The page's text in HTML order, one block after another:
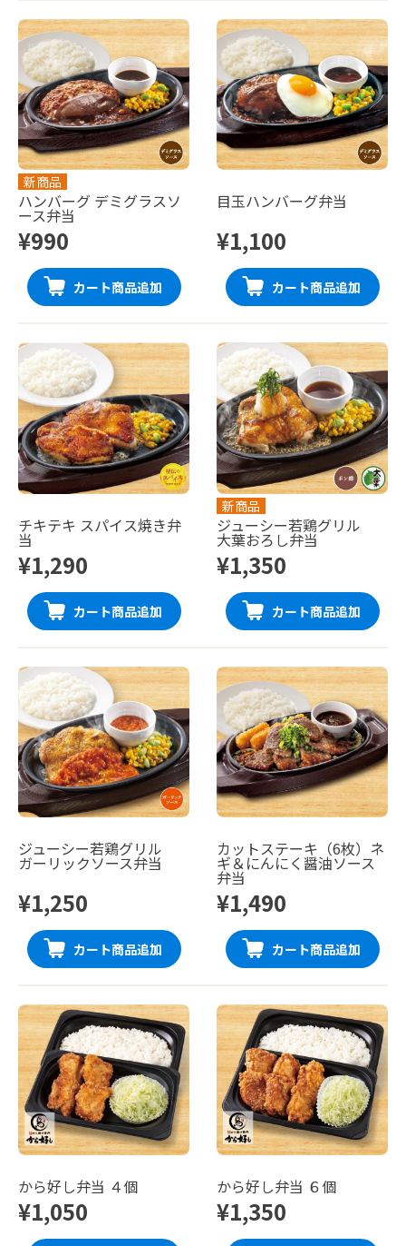
新商品
ハンバーグ デミグラスソ
ース弁当
¥990
カート商品追加
目玉ハンバーグ弁当
¥1,100
カート商品追加
チキテキ スパイス焼き弁
当
¥1,290
カート商品追加
新商品
ジューシー若鶏グリル
大葉おろし弁当
¥1,350
カート商品追加
ジューシー若鶏グリル
ガーリックソース弁当
¥1,250
カート商品追加
カットステーキ（6枚）ネ
ギ＆にんにく醤油ソース
弁当
¥1,490
カート商品追加
から好し弁当 ４個
¥1,050
から好し弁当 ６個
¥1,350